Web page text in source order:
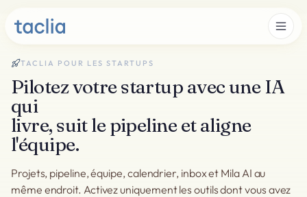
TACLIA POUR LES STARTUPS
Pilotez votre startup avec une IA
qui
livre, suit le pipeline et aligne
l'équipe.
Projets, pipeline, équipe, calendrier, inbox et Mila AI au
même endroit. Activez uniquement les outils dont vous avez